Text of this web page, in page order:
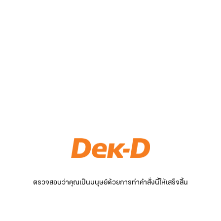
ตรวจสอบว่าคุณเป็นมนุษย์ด้วยการทำคำสั่งนี้ให้เสร็จสิ้น